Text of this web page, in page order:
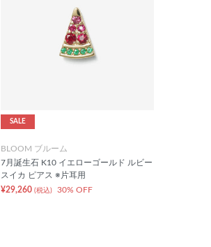
SALE
BLOOM ブルーム
7月誕生石 K10 イエローゴールド ルビー
スイカ ピアス ※片耳用
¥29,260 (税込) 30% OFF